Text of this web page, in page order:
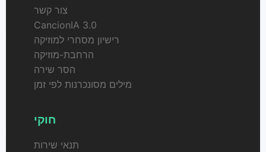
צור קשר
CancionIA 3.0
רישיון מסחרי למוזיקה
הרחבת-מוזיקה
הסר שירה
מילים מסונכרנות לפי זמן
חוקי
תנאי שירות